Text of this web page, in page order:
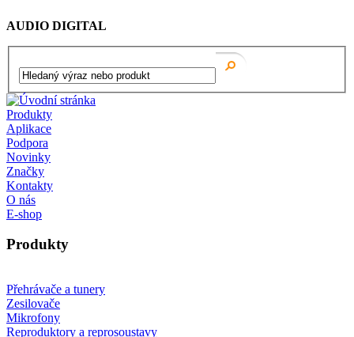
AUDIO DIGITAL
Produkty
Aplikace
Podpora
Novinky
Značky
Kontakty
O nás
E-shop
Produkty
Přehrávače a tunery
Zesilovače
Mikrofony
Reproduktory a reprosoustavy